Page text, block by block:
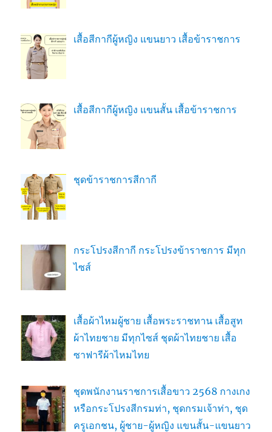
เสื้อสีกากีผู้หญิง แขนยาว เสื้อข้าราชการ
เสื้อสีกากีผู้หญิง แขนสั้น เสื้อข้าราชการ
ชุดข้าราชการสีกากี
กระโปรงสีกากี กระโปรงข้าราชการ มีทุก
ไซส์
เสื้อผ้าไหมผู้ชาย เสื้อพระราชทาน เสื้อสูท
ผ้าไทยชาย มีทุกไซส์ ชุดผ้าไทยชาย เสื้อ
ซาฟารีผ้าไหมไทย
ชุดพนักงานราชการเสื้อขาว 2568 กางเกง
หรือกระโปรงสีกรมท่า, ชุดกรมเจ้าท่า, ชุด
ครูเอกชน, ผู้ชาย-ผู้หญิง แขนสั้น-แขนยาว